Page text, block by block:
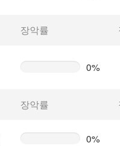
장악률
0%
장악률
0%